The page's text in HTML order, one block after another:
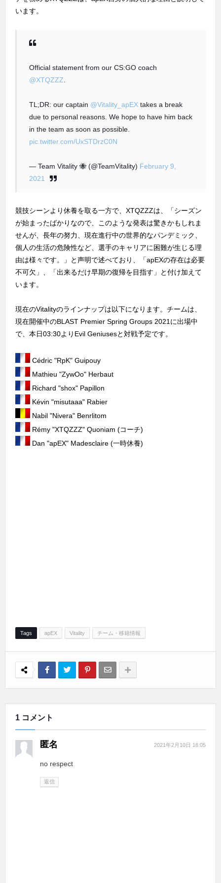
います。
Official statement from our CS:GO coach
@XTQZZZ
TL;DR: our captain @Vitality_apEX takes a break
due to personal reasons. We hope to have him back
in the team as soon as possible.
pic.twitter.com/UxSTDrzC0N
— Team Vitality 🐝 (@TeamVitality) February 9,
2021
競技シーンより休養を取る一方で、XTQZZZは、「シーズン
が始まったばかりなので、このような発表は驚きかもしれま
せんが、長年の努力、現在進行中の世界的なパンデミック、
個人の生活の危険性など、選手のキャリアに困難が生じる理
由は様々です。」と声明で述べており、「apEXの存在は必要
不可欠」、「出来るだけ早期の復帰を目指す」と付け加えて
います。
現在のVitalityのラインナップは以下になります。チームは、
現在開催中のBLAST Premier Spring Groups 2021に出場中
で、本日03:30よりEvil Geniusesと対戦予定です。
Cédric "RpK" Guipouy
Mathieu "ZywOo" Herbaut
Richard "shox" Papillon
Kévin "misutaaa" Rabier
Nabil "Nivera" Benrlitom
Rémy "XTQZZZ" Quoniam (コーチ)
Dan "apEX" Madesclaire (一時休養)
Tags apEX Vitality チーム・移籍情報
1 コメント
匿名 2021年2月10日 16:05
no respect
返信